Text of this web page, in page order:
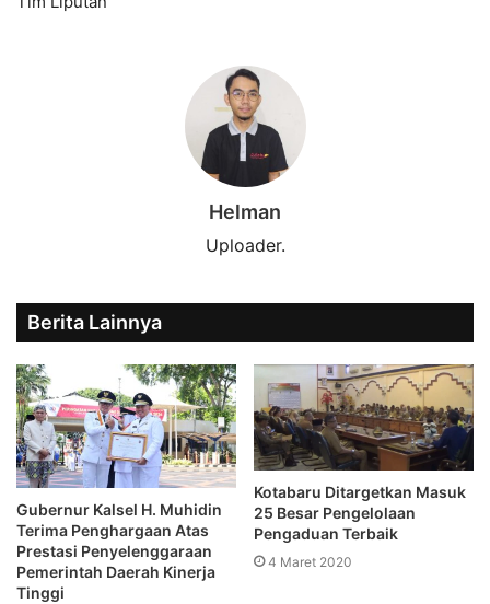
Helman
Uploader.
Berita Lainnya
Gubernur Kalsel H. Muhidin
Terima Penghargaan Atas
Prestasi Penyelenggaraan
Pemerintah Daerah Kinerja
Tinggi
Kotabaru Ditargetkan Masuk
25 Besar Pengelolaan
Pengaduan Terbaik
4 Maret 2020